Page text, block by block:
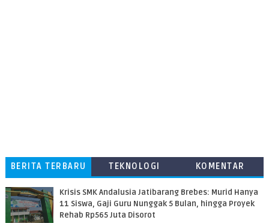
BERITA TERBARU TEKNOLOGI
KOMENTAR
Krisis SMK Andalusia Jatibarang Brebes: Murid Hanya
11 Siswa, Gaji Guru Nunggak 5 Bulan, hingga Proyek
Rehab Rp565 Juta Disorot